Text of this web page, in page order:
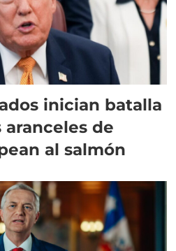
inician batalla
de
al salmón